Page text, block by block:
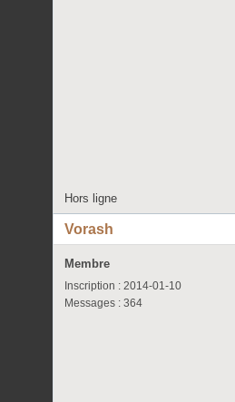
Hors ligne
Vorash
Membre
Inscription : 2014-01-10
Messages : 364